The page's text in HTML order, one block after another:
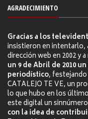
AGRADECIMIENTO
Gracias a los
insistieron en intentarlo,
dirección web en 2002 y
un 9 de Abril de 2010
periodístico, festejando
CATALEJO TE VE, un
lo que hubo en los
este digital un
con la idea de